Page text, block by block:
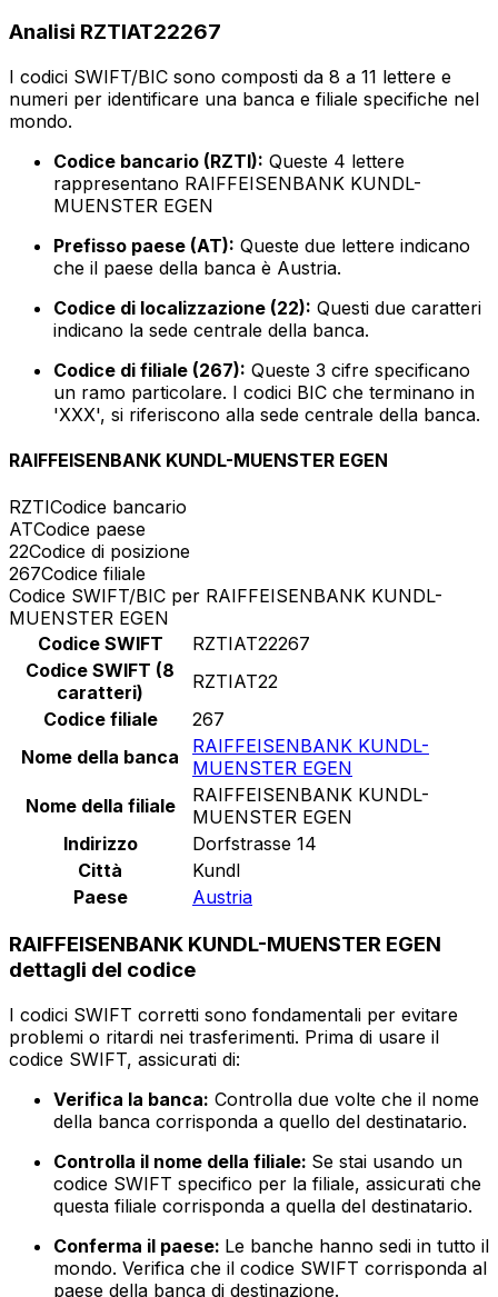
Analisi RZTIAT22267
I codici SWIFT/BIC sono composti da 8 a 11 lettere e
numeri per identificare una banca e filiale specifiche nel
mondo.
Codice bancario (RZTI): Queste 4 lettere
rappresentano RAIFFEISENBANK KUNDL-
MUENSTER EGEN
Prefisso paese (AT): Queste due lettere indicano
che il paese della banca è Austria.
Codice di localizzazione (22): Questi due caratteri
indicano la sede centrale della banca.
Codice di filiale (267): Queste 3 cifre specificano
un ramo particolare. I codici BIC che terminano in
'XXX', si riferiscono alla sede centrale della banca.
RAIFFEISENBANK KUNDL-MUENSTER EGEN
RZTICodice bancario
ATCodice paese
22Codice di posizione
267Codice filiale
Codice SWIFT/BIC per RAIFFEISENBANK KUNDL-
MUENSTER EGEN
Codice SWIFT
RZTIAT22267
Codice SWIFT (8
caratteri)
RZTIAT22
Codice filiale
267
Nome della banca
RAIFFEISENBANK KUNDL-
MUENSTER EGEN
Nome della filiale
RAIFFEISENBANK KUNDL-
MUENSTER EGEN
Indirizzo
Dorfstrasse 14
Città
Kundl
Paese
Austria
RAIFFEISENBANK KUNDL-MUENSTER EGEN
dettagli del codice
I codici SWIFT corretti sono fondamentali per evitare
problemi o ritardi nei trasferimenti. Prima di usare il
codice SWIFT, assicurati di:
Verifica la banca: Controlla due volte che il nome
della banca corrisponda a quello del destinatario.
Controlla il nome della filiale: Se stai usando un
codice SWIFT specifico per la filiale, assicurati che
questa filiale corrisponda a quella del destinatario.
Conferma il paese: Le banche hanno sedi in tutto il
mondo. Verifica che il codice SWIFT corrisponda al
paese della banca di destinazione.